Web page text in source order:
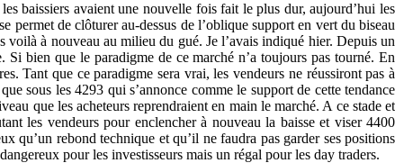
baissiers avaient une nouvelle fois fait le plus dur, aujourd’hui les
permet de clôturer au-dessus de l’oblique support en vert du biseau
voilà à nouveau au milieu du gué. Je l’avais indiqué hier. Depuis un
Si bien que le paradigme de ce marché n’a toujours pas tourné. En
Tant que ce paradigme sera vrai, les vendeurs ne réussiront pas à
sous les 4293 qui s’annonce comme le support de cette tendance
que les acheteurs reprendraient en main le marché. A ce stade et
les vendeurs pour enclencher à nouveau la baisse et viser 4400
qu’un rebond technique et qu’il ne faudra pas garder ses positions
pour les investisseurs mais un régal pour les day traders.